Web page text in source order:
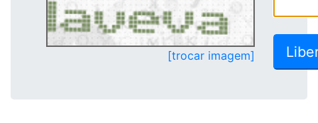
[trocar imagem]